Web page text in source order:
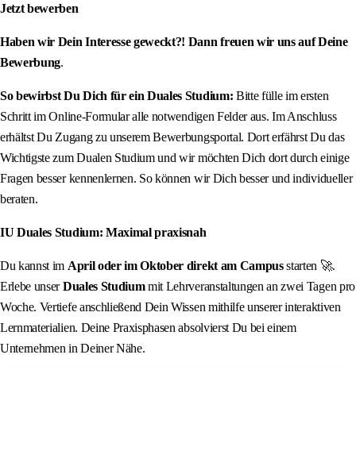
Jetzt bewerben
Haben wir Dein Interesse geweckt?! Dann freuen wir uns auf Deine
Bewerbung.
So bewirbst Du Dich für ein Duales Studium: Bitte fülle im ersten
Schritt im Online-Formular alle notwendigen Felder aus. Im Anschluss
erhältst Du Zugang zu unserem Bewerbungsportal. Dort erfährst Du das
Wichtigste zum Dualen Studium und wir möchten Dich dort durch einige
Fragen besser kennenlernen. So können wir Dich besser und individueller
beraten.
IU Duales Studium: Maximal praxisnah
Du kannst im April oder im Oktober direkt am Campusstarten 🚀.
Erlebe unserDuales Studiummit Lehrveranstaltungen an zwei Tagen pro
Woche. Vertiefe anschließend Dein Wissen mithilfe unserer interaktiven
Lernmaterialien. Deine Praxisphasen absolvierst Du bei einem
Unternehmen in Deiner Nähe.